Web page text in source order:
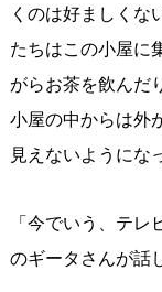
くのは好ましくな
たちはこの小屋に
がらお茶を飲んだ
小屋の中からは外
見えないようにな
「今でいう、テ
のギータさんが話